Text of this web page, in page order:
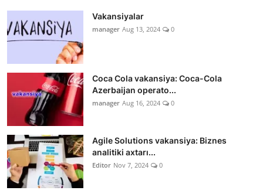
Vakansiyalar
manager Aug 13, 2024 0
Coca Cola vakansiya: Coca-Cola
Azerbaijan operato...
manager Aug 16, 2024 0
Agile Solutions vakansiya: Biznes
analitiki axtarı...
Editor Nov 7, 2024 0